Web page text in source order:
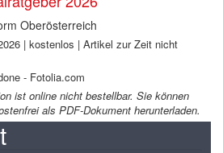
Oberösterreich
| kostenlos | Artikel zur Zeit nicht
- Fotolia.com
ist online nicht bestellbar. Sie können
als PDF-Dokument herunterladen.